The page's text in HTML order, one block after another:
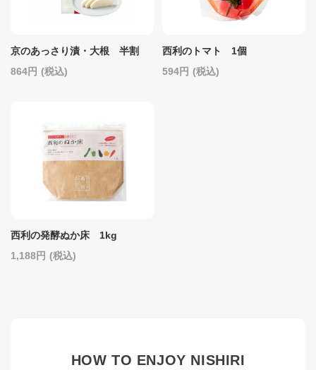
京のあっさり漬・大根 半割
864
(税込)
西利のトマト 1個
594
(税込)
西利の発酵ぬか床 1kg
1,188
(税込)
HOW TO ENJOY NISHIRI